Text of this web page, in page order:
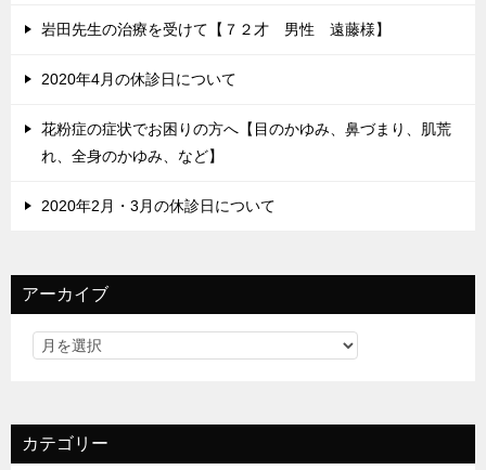
岩田先生の治療を受けて【７２才 男性 遠藤様】
2020年4月の休診日について
花粉症の症状でお困りの方へ【目のかゆみ、鼻づまり、肌荒
れ、全身のかゆみ、など】
2020年2月・3月の休診日について
アーカイブ
カテゴリー